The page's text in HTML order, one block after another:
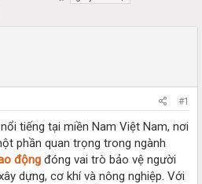
#1
tiếng tại miền Nam Việt Nam, nơi
phần quan trọng trong ngành
động đóng vai trò bảo vệ người
dựng, cơ khí và nông nghiệp. Với